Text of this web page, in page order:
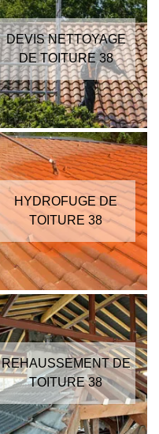
DEVIS NETTOYAGE
DE TOITURE 38
HYDROFUGE DE
TOITURE 38
REHAUSSEMENT DE
TOITURE 38